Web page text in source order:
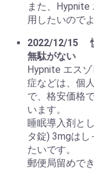
また、Hypnite
用したいので
2022/12/15
無駄がない
Hypnite エス
症などは、個
で、格安価格
います。
睡眠導入剤と
タ錠) 3mgは
たいです。
郵便局留めで